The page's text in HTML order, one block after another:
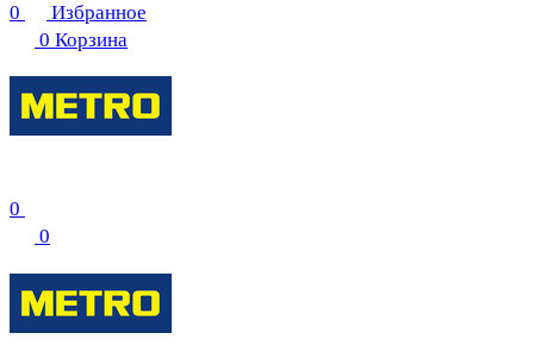
0
Избранное
0 Корзина
0
0